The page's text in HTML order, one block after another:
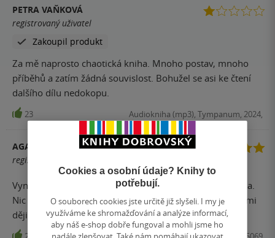
PETRA VAŇKOVÁ
registrovaný uživatel
Zakoupil produkt
Za mě naprosto chaotická kniha. Mnoho postav, mnoho
příběhů a zatím žádná souvislost. Bohužel se asi ke čtení
dalšího dílu nedokopu.
23 Audiokniha (mp3), Tympanum, 2024,
AGATHAH
registrovaný uživatel
Vynikající kniha, skvěle popsané náročné téma Hlučínska.
Nic není černobílé, příběhy nutí k zamyšlení nad vlastními
dějinami.
Cookies a osobní údaje? Knihy to
potřebují.
O souborech cookies jste určitě již slyšeli. I my je
využíváme ke shromažďování a analýze informací,
aby náš e-shop dobře fungoval a mohli jsme ho